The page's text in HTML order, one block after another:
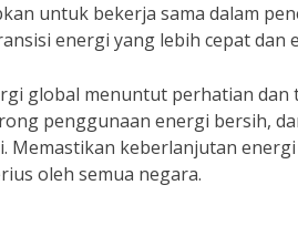
untuk bekerja sama dalam
energi yang lebih cepat dan
global menuntut perhatian dan
penggunaan energi bersih,
Memastikan keberlanjutan
oleh semua negara.